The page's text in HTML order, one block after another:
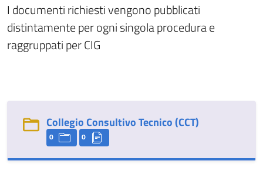
I documenti richiesti vengono pubblicati
distintamente per ogni singola procedura e
raggruppati per CIG
Collegio Consultivo Tecnico (CCT)
0 0